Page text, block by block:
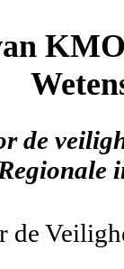
de
de